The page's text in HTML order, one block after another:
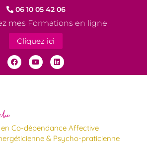
06 10 05 42 06
mes Formations en ligne
Cliquez ici
en Co-dépendance Affective
& Psycho-praticienne